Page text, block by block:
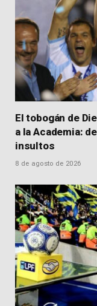
El tobogán de
a la Academia:
insultos
8 de agosto de 2026